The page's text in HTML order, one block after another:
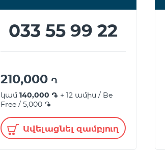
033 55 99 22
210,000 ֏
կամ 140,000 ֏ + 12 ամիս / Be
Free / 5,000 ֏
Ավելացնել զամբյուղ